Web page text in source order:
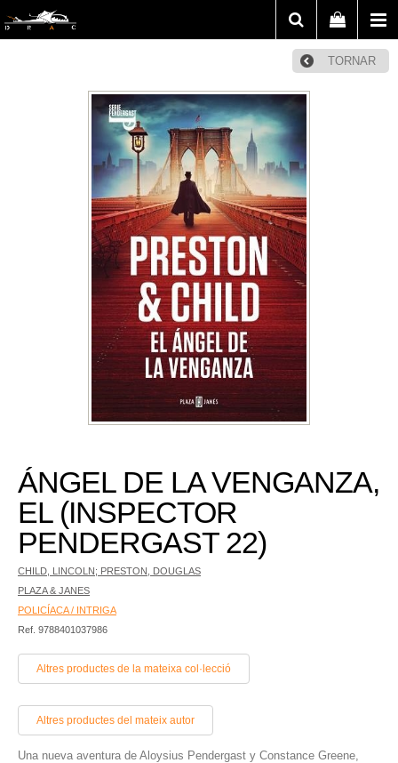
TORNAR
ÁNGEL DE LA VENGANZA,
EL (INSPECTOR
PENDERGAST 22)
CHILD, LINCOLN; PRESTON, DOUGLAS
PLAZA & JANES
POLICÍACA / INTRIGA
Ref. 9788401037986
Altres productes de la mateixa col·lecció
Altres productes del mateix autor
Una nueva aventura de Aloysius Pendergast y Constance Greene,